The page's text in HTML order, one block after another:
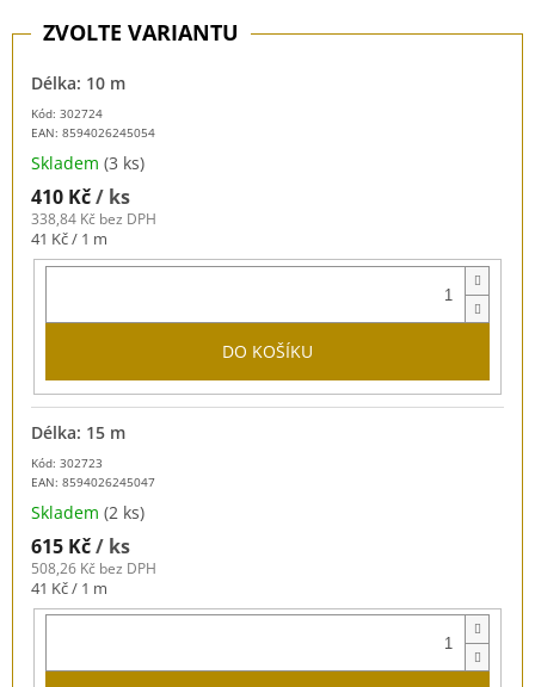
Kód: 302724
EAN: 8594026245054
Délka: 10 m
Skladem (3 ks)
410 Kč/ ks
338,84 Kč bez DPH
Měrná
cena:
41 Kč / 1 m
DO KOŠÍKU
Kód: 302723
EAN: 8594026245047
Délka: 15 m
Skladem (2 ks)
615 Kč/ ks
508,26 Kč bez DPH
Měrná
cena:
41 Kč / 1 m